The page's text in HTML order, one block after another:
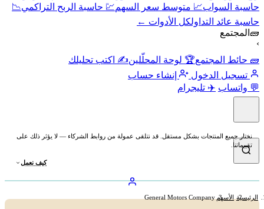
حاسبة السواب📈 متوسط سعر السهم💹 حاسبة الربح التراكمي 📉
حاسبة عائد التداولكل الأدوات ←
🧱المجتمع
🧱 حائط المجتمع🏆 لوحة المحلّلين✍️ اكتب تحليلك
تسجيل الدخول
إنشاء حساب
💬 واتساب ✈️ تليجرام
نختار جميع المنتجات بشكل مستقل. قد نتلقى عمولة من روابط الشركاء — لا يؤثر ذلك على
تقييماتنا.
كيف نعمل
الرئيسية الأسهم General Motors Company